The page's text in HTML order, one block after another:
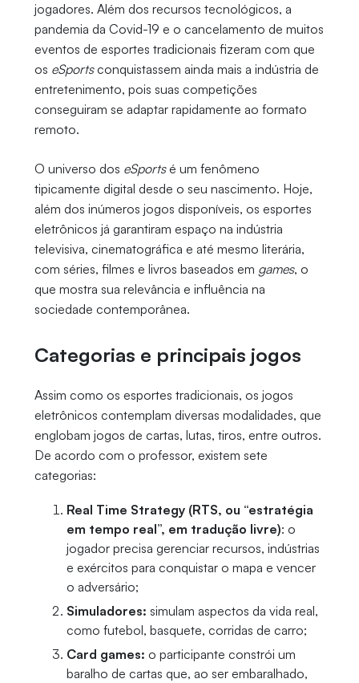
jogadores. Além dos recursos tecnológicos, a
pandemia da Covid-19 e o cancelamento de muitos
eventos de esportes tradicionais fizeram com que
os eSportsconquistassem ainda mais a indústria de
entretenimento, pois suas competições
conseguiram se adaptar rapidamente ao formato
remoto.
O universo dos eSportsé um fenômeno
tipicamente digital desde o seu nascimento. Hoje,
além dos inúmeros jogos disponíveis, os esportes
eletrônicos já garantiram espaço na indústria
televisiva, cinematográfica e até mesmo literária,
com séries, filmes e livros baseados em games, o
que mostra sua relevância e influência na
sociedade contemporânea.
Categorias e principais jogos
Assim como os esportes tradicionais, os jogos
eletrônicos contemplam diversas modalidades, que
englobam jogos de cartas, lutas, tiros, entre outros.
De acordo com o professor, existem sete
categorias:
Real Time Strategy (RTS, ou “estratégia
em tempo real”, em tradução livre): o
jogador precisa gerenciar recursos, indústrias
e exércitos para conquistar o mapa e vencer
o adversário;
Simuladores: simulam aspectos da vida real,
como futebol, basquete, corridas de carro;
Card games: o participante constrói um
baralho de cartas que, ao ser embaralhado,